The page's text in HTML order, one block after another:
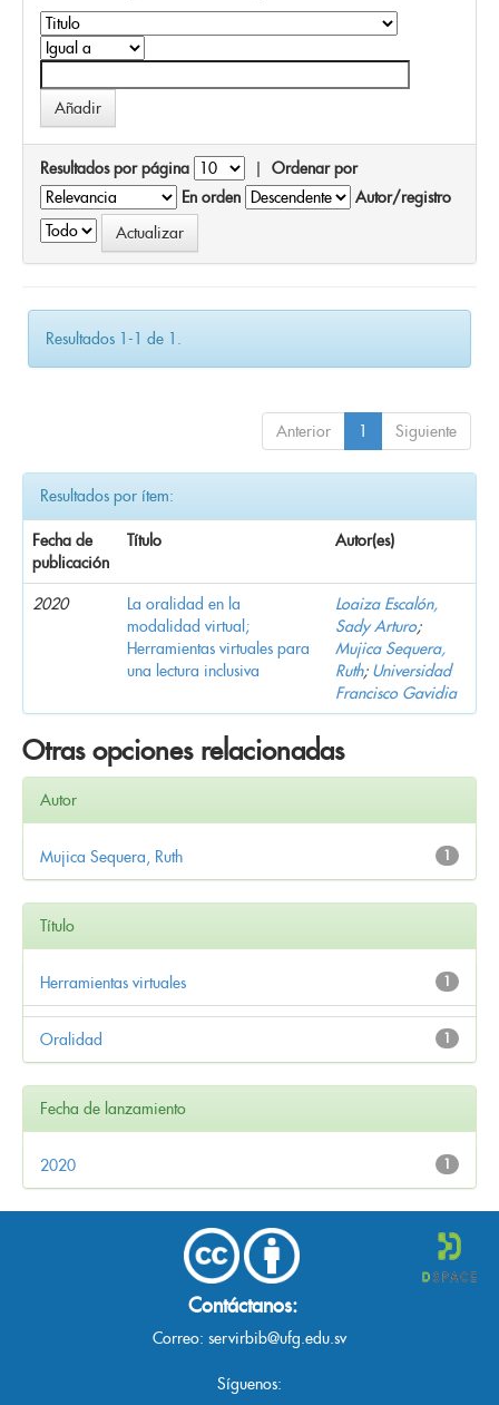
Resultados por página | Ordenar por
En orden
Autor/registro
Resultados 1-1 de 1.
Anterior 1 Siguiente
Resultados por ítem:
Fecha de
publicación
Título Autor(es)
2020
La oralidad en la
modalidad virtual;
Herramientas virtuales para
una lectura inclusiva
Loaiza Escalón,
Sady Arturo;
Mujica Sequera,
Ruth; Universidad
Francisco Gavidia
Otras opciones relacionadas
Autor
1
Mujica Sequera, Ruth
Título
1
Herramientas virtuales
1
Oralidad
Fecha de lanzamiento
1
2020
Contáctanos:
Correo: servirbib@ufg.edu.sv
Síguenos: